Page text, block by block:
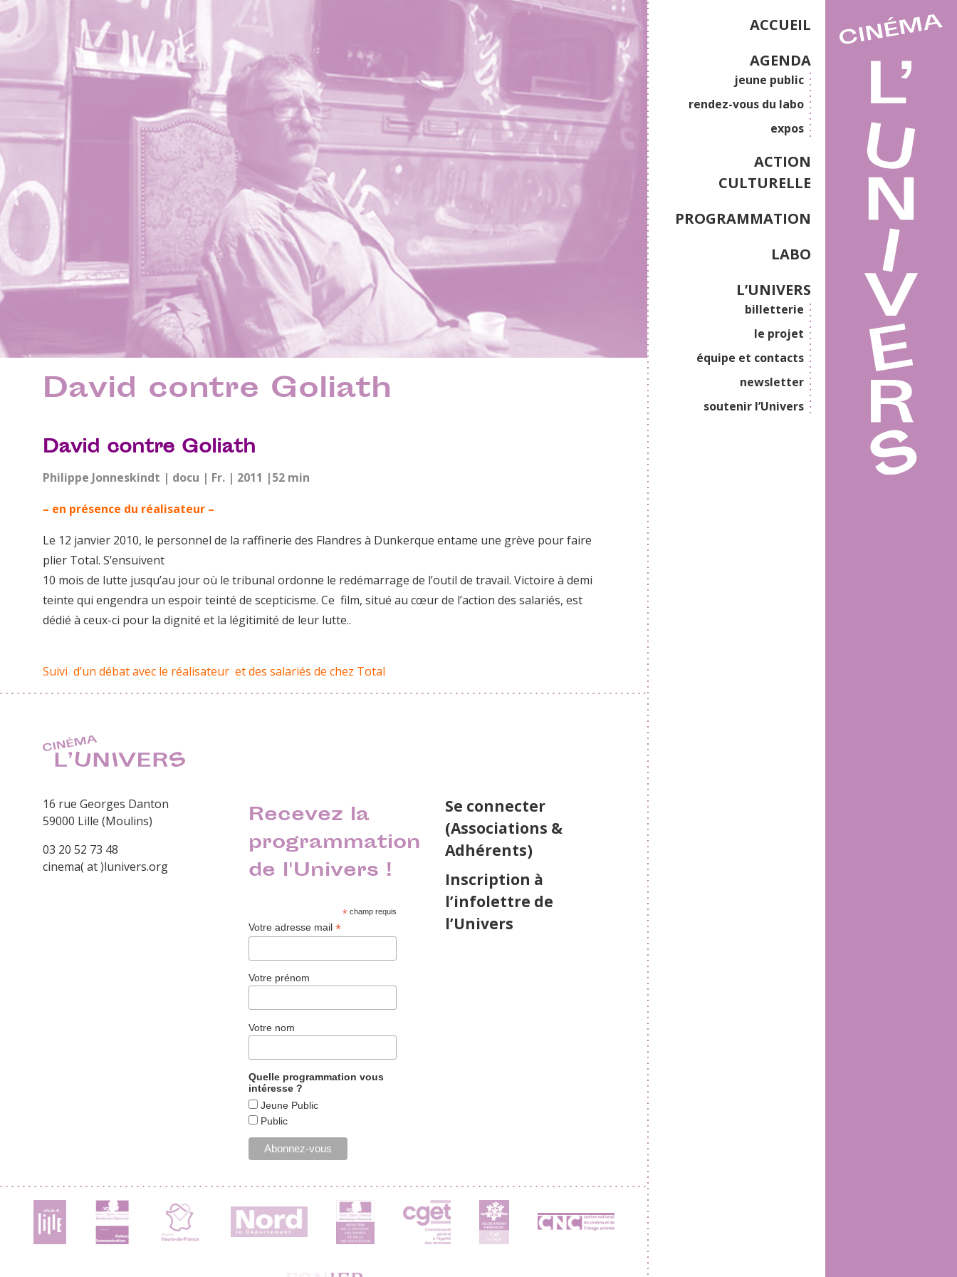
ACCUEIL
AGENDA
jeune public
rendez-vous du labo
expos
ACTION
CULTURELLE
PROGRAMMATION
LABO
L’UNIVERS
billetterie
le projet
équipe et contacts
newsletter
soutenir l’Univers
David contre Goliath
David contre Goliath
Philippe Jonneskindt | docu | Fr. | 2011 |52 min
– en présence du réalisateur –
Le 12 janvier 2010, le personnel de la raffinerie des Flandres à Dunkerque entame une grève pour faire
plier Total. S’ensuivent
10 mois de lutte jusqu’au jour où le tribunal ordonne le redémarrage de l’outil de travail. Victoire à demi
teinte qui engendra un espoir teinté de scepticisme. Ce film, situé au cœur de l’action des salariés, est
dédié à ceux-ci pour la dignité et la légitimité de leur lutte..
Suivi d’un débat avec le réalisateur et des salariés de chez Total
16 rue Georges Danton
59000 Lille (Moulins)
03 20 52 73 48
cinema( at )lunivers.org
Recevez la
programmation
de l'Univers !
*champ requis
Votre adresse mail*
Votre prénom
Votre nom
Quelle programmation vous
intéresse ?
Jeune Public
Public
Se connecter
(Associations &
Adhérents)
Inscription à
l’infolettre de
l’Univers